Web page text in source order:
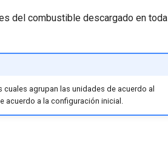
del combustible descargado en toda
cuales agrupan las unidades de acuerdo al
acuerdo a la configuración inicial.